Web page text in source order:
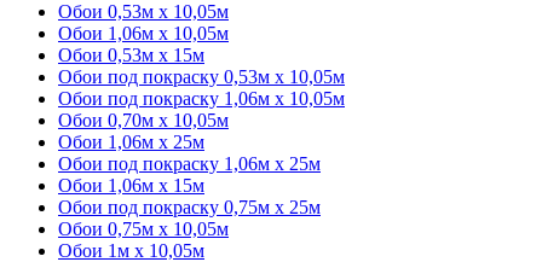
Обои 0,53м x 10,05м
Обои 1,06м х 10,05м
Обои 0,53м x 15м
Обои под покраску 0,53м x 10,05м
Обои под покраску 1,06м х 10,05м
Обои 0,70м x 10,05м
Обои 1,06м x 25м
Обои под покраску 1,06м x 25м
Обои 1,06м x 15м
Обои под покраску 0,75м x 25м
Обои 0,75м x 10,05м
Обои 1м х 10,05м